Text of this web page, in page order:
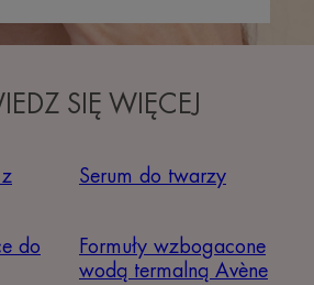
SIĘ WIĘCEJ
Serum do twarzy
do
Formuły wzbogacone
wodą termalną Avène